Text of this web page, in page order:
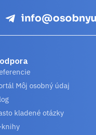
Môj osobný údaj
kladené otázky
knihy